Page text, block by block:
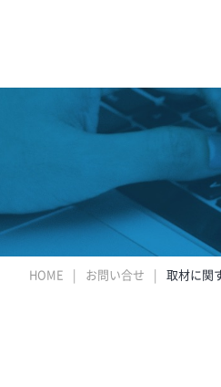
HOME お問い合せ 取材に関